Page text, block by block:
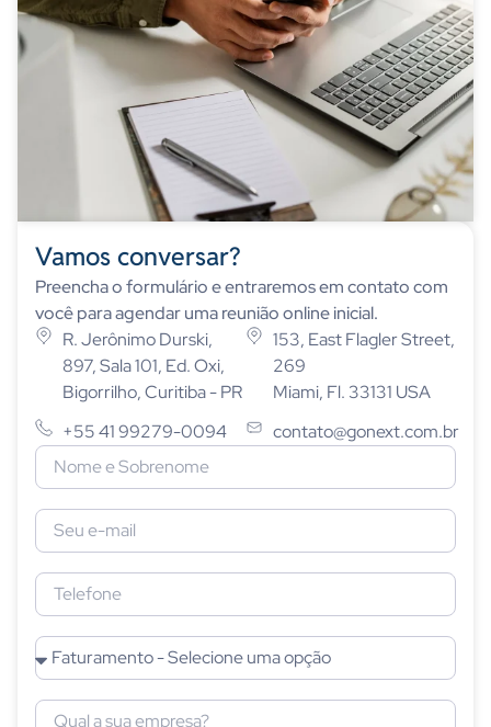
Vamos conversar?
Preencha o formulário e entraremos em contato com
você para agendar uma reunião online inicial.
R. Jerônimo Durski,
897, Sala 101, Ed. Oxi,
Bigorrilho, Curitiba - PR
+55 41 99279-0094
153, East Flagler Street,
269
Miami, Fl. 33131 USA
contato@gonext.com.br